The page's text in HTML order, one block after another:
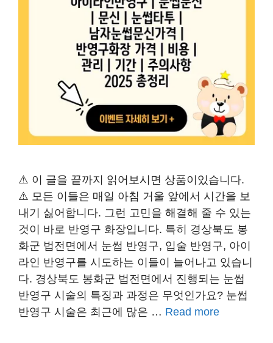
⚠️ 이 글을 끝까지 읽어보시면 상품이있습니다.
⚠️ 모든 이들은 매일 아침 거울 앞에서 시간을 보
내기 싫어합니다. 그런 고민을 해결해 줄 수 있는
것이 바로 반영구 화장입니다. 특히 경상북도 봉
화군 법전면에서 눈썹 반영구, 입술 반영구, 아이
라인 반영구를 시도하는 이들이 늘어나고 있습니
다. 경상북도 봉화군 법전면에서 진행되는 눈썹
반영구 시술의 특징과 과정은 무엇인가요? 눈썹
반영구 시술은 최근에 많은 … Read more